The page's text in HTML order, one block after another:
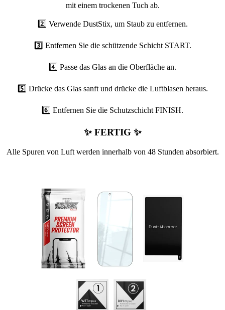
mit einem trockenen Tuch ab.
2️⃣ Verwende DustStix, um Staub zu entfernen.
3️⃣ Entfernen Sie die schützende Schicht START.
4️⃣ Passe das Glas an die Oberfläche an.
5️⃣ Drücke das Glas sanft und drücke die Luftblasen heraus.
6️⃣ Entfernen Sie die Schutzschicht FINISH.
✨ FERTIG ✨
Alle Spuren von Luft werden innerhalb von 48 Stunden absorbiert.